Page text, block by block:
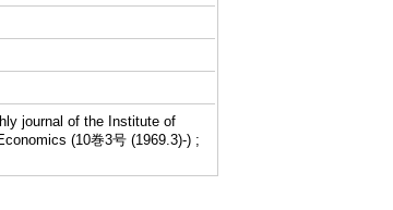
journal of the Institute of
(10巻3号 (1969.3)-) ;